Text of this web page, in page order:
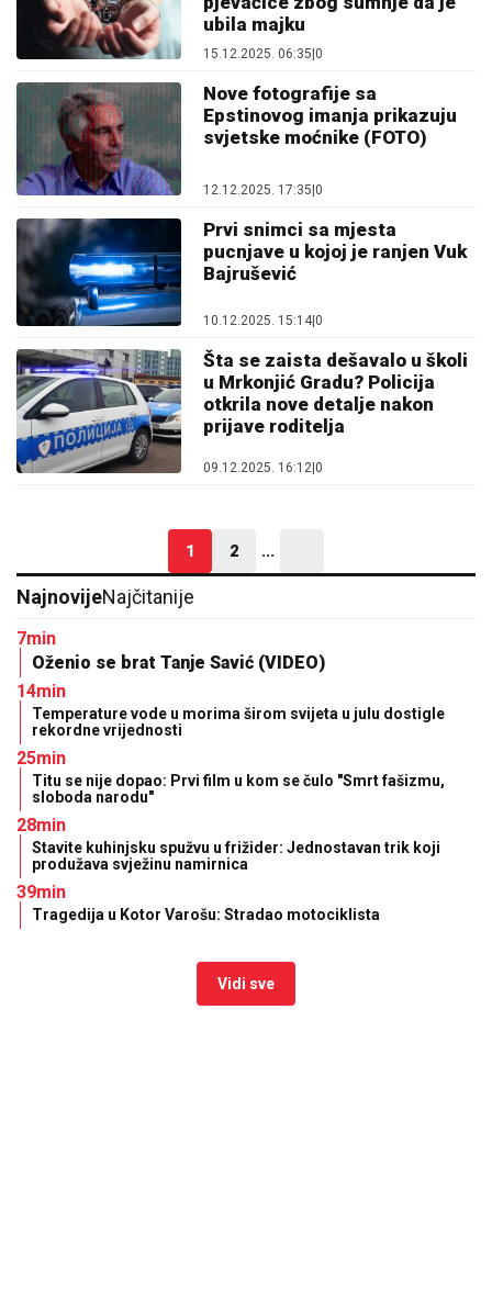
ubila majku
15.12.2025. 06:35 0
Nove fotografije sa
Epstinovog imanja prikazuju
svjetske moćnike (FOTO)
12.12.2025. 17:35 0
Prvi snimci sa mjesta
pucnjave u kojoj je ranjen Vuk
Bajrušević
10.12.2025. 15:14 0
Šta se zaista dešavalo u školi
u Mrkonjić Gradu? Policija
otkrila nove detalje nakon
prijave roditelja
09.12.2025. 16:12|0
1 2 ...
NajnovijeNajčitanije
7min
Oženio se brat Tanje Savić (VIDEO)
14min
Temperature vode u morima širom svijeta u julu dostigle
rekordne vrijednosti
25min
Titu se nije dopao: Prvi film u kom se čulo "Smrt fašizmu,
sloboda narodu"
28min
Stavite kuhinjsku spužvu u frižider: Jednostavan trik koji
produžava svježinu namirnica
39min
Tragedija u Kotor Varošu: Stradao motociklista
Vidi sve